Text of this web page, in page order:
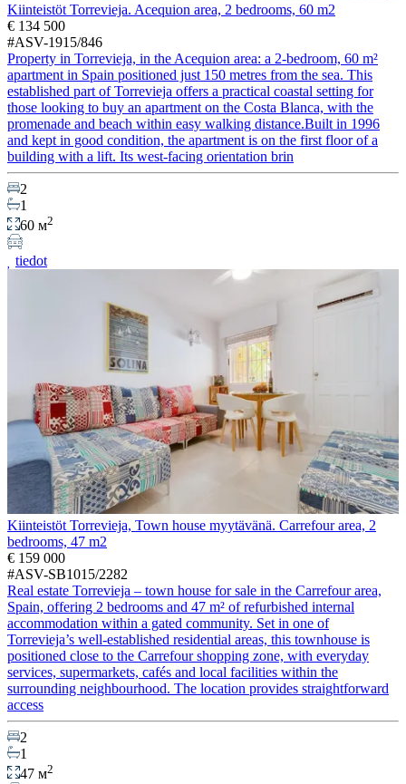
Kiinteistöt Torrevieja. Acequion area, 2 bedrooms, 60 m2
€ 134 500
#ASV-1915/846
Property in Torrevieja, in the Acequion area: a 2-bedroom, 60 m²
apartment in Spain positioned just 150 metres from the sea. This
established part of Torrevieja offers a practical coastal setting for
those looking to buy an apartment on the Costa Blanca, with the
promenade and beach within easy walking distance.Built in 1996
and kept in good condition, the apartment is on the first floor of a
building with a lift. Its west-facing orientation brin
2
1
60 м2
tiedot
Kiinteistöt Torrevieja, Town house myytävänä. Carrefour area, 2
bedrooms, 47 m2
€ 159 000
#ASV-SB1015/2282
Real estate Torrevieja – town house for sale in the Carrefour area,
Spain, offering 2 bedrooms and 47 m² of refurbished internal
accommodation within a gated community. Set in one of
Torrevieja’s well-established residential areas, this townhouse is
positioned close to the Carrefour shopping zone, with everyday
services, supermarkets, cafés and local facilities within the
surrounding neighbourhood. The location provides straightforward
access
2
1
47 м2